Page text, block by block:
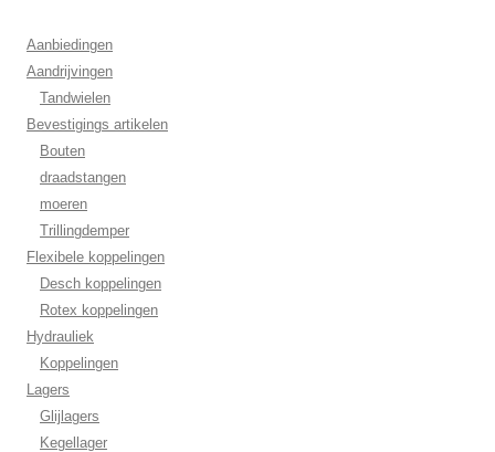
Aanbiedingen
Aandrijvingen
Tandwielen
Bevestigings artikelen
Bouten
draadstangen
moeren
Trillingdemper
Flexibele koppelingen
Desch koppelingen
Rotex koppelingen
Hydrauliek
Koppelingen
Lagers
Glijlagers
Kegellager